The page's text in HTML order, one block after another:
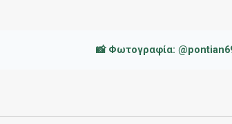
📸 Φωτογραφία: